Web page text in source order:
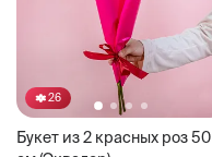
26
Букет из 2 красных роз 50